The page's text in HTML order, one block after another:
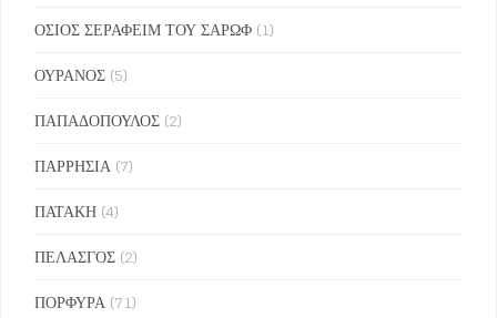
ΟΣΙΟΣ ΣΕΡΑΦΕΙΜ ΤΟΥ ΣΑΡΩΦ (1)
ΟΥΡΑΝΟΣ (5)
ΠΑΠΑΔΟΠΟΥΛΟΣ (2)
ΠΑΡΡΗΣΙΑ (7)
ΠΑΤΑΚΗ (4)
ΠΕΛΑΣΓΟΣ (2)
ΠΟΡΦΥΡΑ (71)